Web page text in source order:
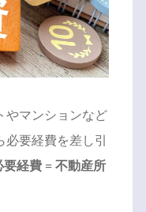
やマンションなど
要経費を差し引
要経費 = 不動産所